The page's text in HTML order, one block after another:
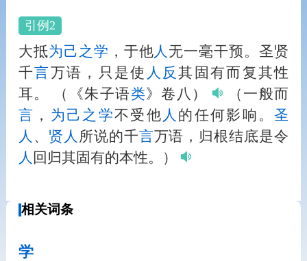
引例2
大抵为己之学 ，于他人 无一毫干预。圣贤
千言万语，只是使 人 反其固有而复其性
耳。
（《朱子语类》卷八）
（一般而
言 ， 为己之学不受他 人 的任何影响。圣
人 、 贤 人 所说的千言万语，归根结底是令
人 回归其固有的本性。）
相关词条
学